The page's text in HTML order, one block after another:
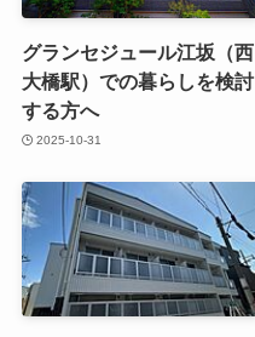
グランセジュール江坂（西
大橋駅）での暮らしを検討
する方へ
2025-10-31